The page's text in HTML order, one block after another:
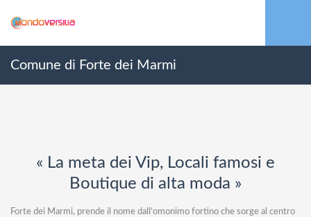
Comune di Forte dei Marmi
« La meta dei Vip, Locali famosi e
Boutique di alta moda »
Forte dei Marmi, prende il nome dall’omonimo fortino che sorge al centro